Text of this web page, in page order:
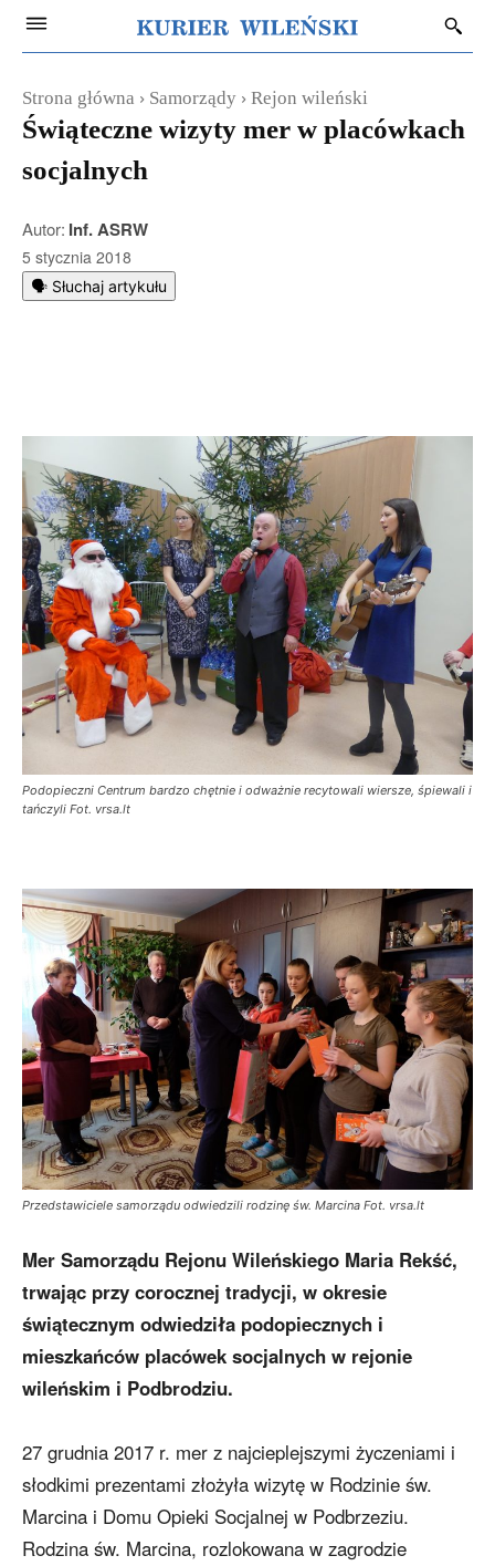
Strona główna Samorządy Rejon wileński
Świąteczne wizyty mer w placówkach
socjalnych
Autor: Inf. ASRW
5 stycznia 2018
🗣️ Słuchaj artykułu
Podopieczni Centrum bardzo chętnie i odważnie recytowali wiersze, śpiewali i
tańczyli Fot. vrsa.lt
Przedstawiciele samorządu odwiedzili rodzinę św. Marcina Fot. vrsa.lt
Mer Samorządu Rejonu Wileńskiego Maria Rekść,
trwając przy corocznej tradycji, w okresie
świątecznym odwiedziła podopiecznych i
mieszkańców placówek socjalnych w rejonie
wileńskim i Podbrodziu.
27 grudnia 2017 r. mer z najcieplejszymi życzeniami i
słodkimi prezentami złożyła wizytę w Rodzinie św.
Marcina i Domu Opieki Socjalnej w Podbrzeziu.
Rodzina św. Marcina, rozlokowana w zagrodzie